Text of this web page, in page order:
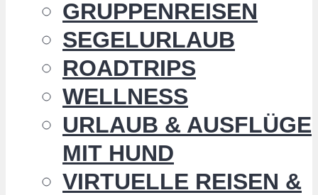
GRUPPENREISEN
SEGELURLAUB
ROADTRIPS
WELLNESS
URLAUB & AUSFLÜGE
MIT HUND
VIRTUELLE REISEN &